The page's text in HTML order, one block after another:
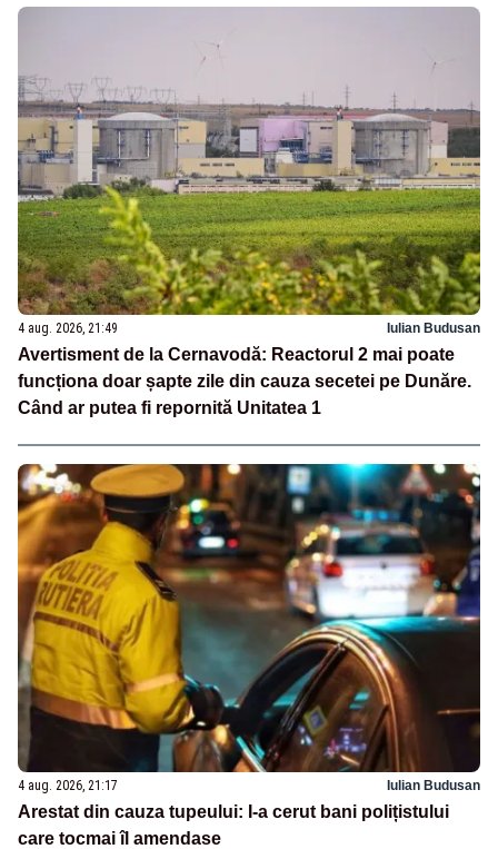
4 aug. 2026, 21:49 Iulian Budusan
Avertisment de la Cernavodă: Reactorul 2 mai poate
funcționa doar șapte zile din cauza secetei pe Dunăre.
Când ar putea fi repornită Unitatea 1
4 aug. 2026, 21:17 Iulian Budusan
Arestat din cauza tupeului: I-a cerut bani polițistului
care tocmai îl amendase